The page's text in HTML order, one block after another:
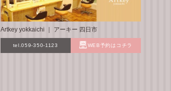
Artkey yokkaichi ｜ アーキー 四日市
tel.059-350-1123 WEB予約はコチラ